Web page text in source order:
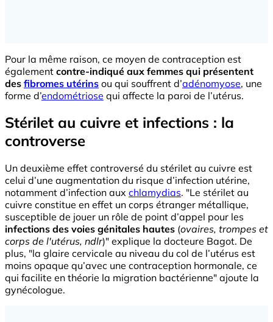
Pour la même raison, ce moyen de contraception est
également contre-indiqué aux femmes qui présentent
des fibromes utérins ou qui souffrent d’adénomyose, une
forme d’endométriose qui affecte la paroi de l’utérus.
Stérilet au cuivre et infections : la
controverse
Un deuxième effet controversé du stérilet au cuivre est
celui d’une augmentation du risque d’infection utérine,
notamment d’infection aux chlamydias. "Le stérilet au
cuivre constitue en effet un corps étranger métallique,
susceptible de jouer un rôle de point d’appel pour les
infections des voies génitales hautes (ovaires, trompes et
corps de l'utérus, ndlr)" explique la docteure Bagot. De
plus, "la glaire cervicale au niveau du col de l’utérus est
moins opaque qu’avec une contraception hormonale, ce
qui facilite en théorie la migration bactérienne" ajoute la
gynécologue.